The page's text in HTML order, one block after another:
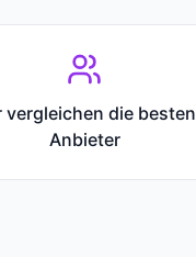
vergleichen die besten
Anbieter